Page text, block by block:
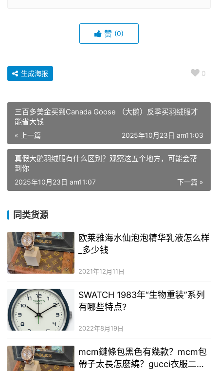
赞 (0)
0
生成海报
三百多美金买到Canada Goose （大鹅）反季买羽绒服才
能省大钱
« 上一篇 2025年10月23日 am11:03
真假大鹅羽绒服有什么区别？观察这五个地方，可能会帮
到你
下一篇 »
2025年10月23日 am11:07
同类货源
欧莱雅海水仙泡泡精华乳液怎么样
_多少钱
2021年12月11日
SWATCH 1983年“生物重装”系列
有哪些特点?
2022年8月19日
mcm鏈條包黑色有幾款？mcm包
帶子太長怎麼繞？gucci衣服二手